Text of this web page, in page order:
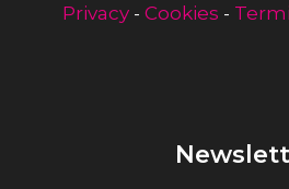
Privacy- Cookies -